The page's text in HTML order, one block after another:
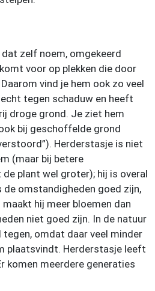
zelf noem, omgekeerd
voor op plekken die door
vind je hem ook zo veel
tegen schaduw en heeft
droge grond. Je ziet hem
bij geschoffelde grond
Herderstasje is niet
(maar bij betere
plant wel groter); hij is overal
de omstandigheden goed zijn,
hij meer bloemen dan
niet goed zijn. In de natuur
tegen, omdat daar veel minder
plaatsvindt. Herderstasje leeft
komen meerdere generaties